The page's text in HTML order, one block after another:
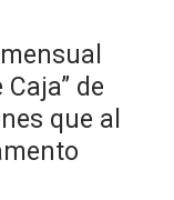
de
que al